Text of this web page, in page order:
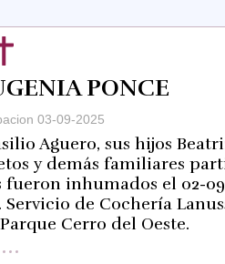
PONCE
03-09-2025
Aguero, sus hijos
y demás familiares
inhumados el 02-09,
de Cochería
Cerro del Oeste.